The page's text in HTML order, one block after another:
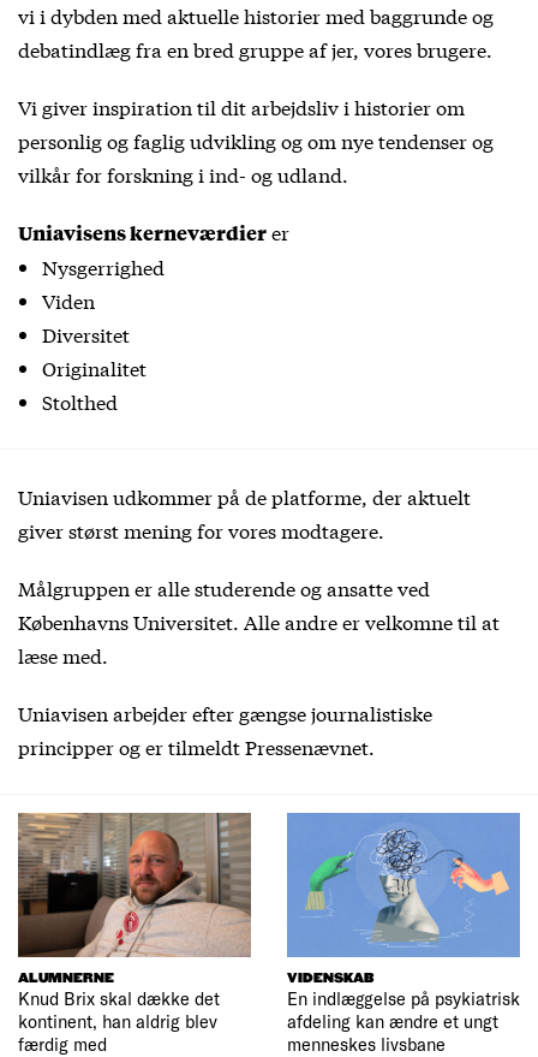
vi i dybden med aktuelle historier med baggrunde og
debatindlæg fra en bred gruppe af jer, vores brugere.
Vi giver inspiration til dit arbejdsliv i historier om
personlig og faglig udvikling og om nye tendenser og
vilkår for forskning i ind- og udland.
Uniavisens kerneværdierer
Nysgerrighed
Viden
Diversitet
Originalitet
Stolthed
Uniavisen udkommer på de platforme, der aktuelt
giver størst mening for vores modtagere.
Målgruppen er alle studerende og ansatte ved
Københavns Universitet. Alle andre er velkomne til at
læse med.
Uniavisen arbejder efter gængse journalistiske
principper og er tilmeldt Pressenævnet.
ALUMNERNE
Knud Brix skal dække det
kontinent, han aldrig blev
færdig med
VIDENSKAB
En indlæggelse på psykiatrisk
afdeling kan ændre et ungt
menneskes livsbane